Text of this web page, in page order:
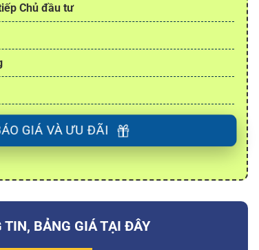
Chủ đầu tư
GIÁ VÀ ƯU ĐÃI
TIN, BẢNG GIÁ TẠI ĐÂY